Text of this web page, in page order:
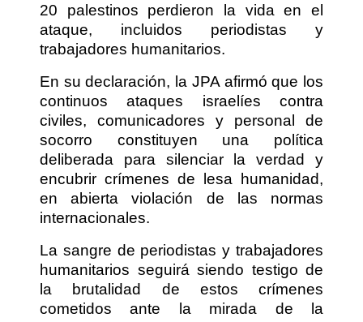
20 palestinos perdieron la vida en el
ataque, incluidos periodistas y
trabajadores humanitarios.
En su declaración, la JPA afirmó que los
continuos ataques israelíes contra
civiles, comunicadores y personal de
socorro constituyen una política
deliberada para silenciar la verdad y
encubrir crímenes de lesa humanidad,
en abierta violación de las normas
internacionales.
La sangre de periodistas y trabajadores
humanitarios seguirá siendo testigo de
la brutalidad de estos crímenes
cometidos ante la mirada de la